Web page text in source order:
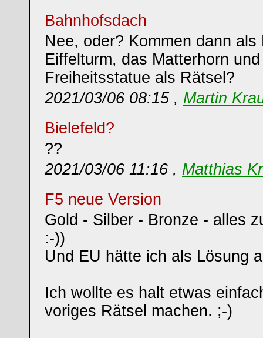
Bahnhofsdach
Nee, oder? Kommen dann
Eiffelturm, das Matterhorn
Freiheitsstatue als Rätsel?
2021/03/06 08:15 , Martin
Bielefeld?
??
2021/03/06 11:16 , Matthias
F5 neue Version
Gold - Silber - Bronze - alles
:-))
Und EU hätte ich als Lösung
Ich wollte es halt etwas
voriges Rätsel machen. ;-)